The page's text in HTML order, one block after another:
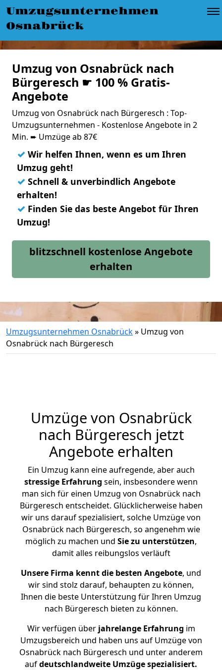
Umzugsunternehmen
Osnabrück
Umzug von Osnabrück nach
Bürgeresch ☛ 100 % Gratis-
Angebote
Umzug von Osnabrück nach Bürgeresch : Top-
Umzugsunternehmen - Kostenlose Angebote in 2
Min. ➨ Umzüge ab 87€
✓ Wir helfen Ihnen, wenn es um Ihren
Umzug geht!
✓ Schnell & unverbindlich Angebote
erhalten!
✓ Finden Sie das beste Angebot für Ihren
Umzug!
blitzschnell kostenlose Angebote
erhalten
Umzugsunternehmen Osnabrück» Umzug von
Osnabrück nach Bürgeresch
Umzüge von Osnabrück
nach Bürgeresch jetzt
Angebote erhalten
Ein Umzug kann eine aufregende, aber auch
stressige Erfahrung sein, insbesondere wenn
man sich für einen Umzug von Osnabrück nach
Bürgeresch entscheidet. Glücklicherweise haben
wir uns darauf spezialisiert, solche Umzüge von
Osnabrück nach Bürgeresch, so angenehm wie
möglich zu machen und Sie zu unterstützen,
damit alles reibungslos verläuft
Unsere Firma kennt die besten Angebote, und
wir sind stolz darauf, behaupten zu können,
Ihnen die beste Unterstützung für Ihren Umzug
nach Bürgeresch bieten zu können.
Wir verfügen überjahrelange Erfahrung im
Umzugsbereich und haben uns auf Umzüge von
Osnabrück nach Bürgeresch und unter anderem
aufdeutschlandweite Umzüge spezialisiert.